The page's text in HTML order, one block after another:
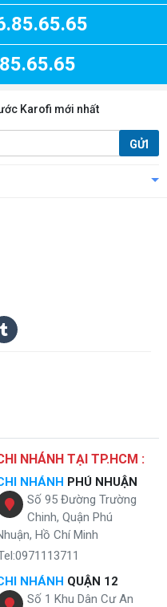
nước K9IQ-2U có đèn UV
lọc mạnh mẽ
10 cấp
Karofi thông minh IRO
H. Chi tiết bao gồm các lõi:
chất hữu cơ hoàn tan.
rắn, bụi mịn có kích thước
còn độc hại có trong thành
45 chất khoángđi sâu nuôi
và nuôi dưỡng tế bào phát
phân tử nước tạo điều kiện
thụ các khoáng chất.
nhiễm và lạm sạch nguồn
không gây ảnh hưởng đến
Karofi mới nhất
GỬI
NHÁNH TẠI TP.HCM :
NHÁNH PHÚ NHUẬN
Số 95 Đường Trường
Chinh, Quận Phú
Hồ Chí Minh
NHÁNH QUẬN 12
Số 1 Khu Dân Cư An